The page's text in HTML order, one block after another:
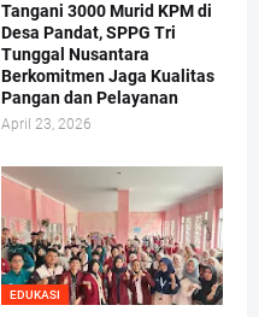
Tangani 3000 Murid KPM di
Desa Pandat, SPPG Tri
Tunggal Nusantara
Berkomitmen Jaga Kualitas
Pangan dan Pelayanan
April 23, 2026
EDUKASI